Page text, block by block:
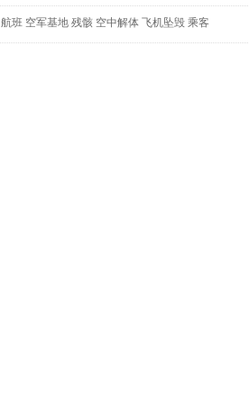
航班 空军基地 残骸 空中解体 飞机坠毁 乘客